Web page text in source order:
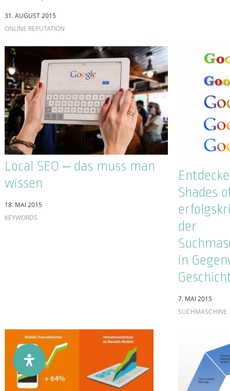
6
Trends und
Wachstumsperspektiven:
Warum ist Mobile Marketing
2015 so wichtig?
Quality
19. JANUAR 2015
SUCHMASCHINE